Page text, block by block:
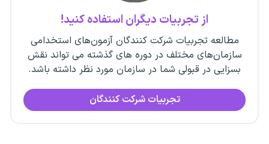
از تجربیات دیگران استفاده کنید!
مطالعه تجربیات شرکت کنندگان آزمون‌های استخدامی
سازمان‌های مختلف در دوره های گذشته می تواند نقش
بسزایی در قبولی شما در سازمان مورد نظر داشته باشد.
تجربیات شرکت کنندگان